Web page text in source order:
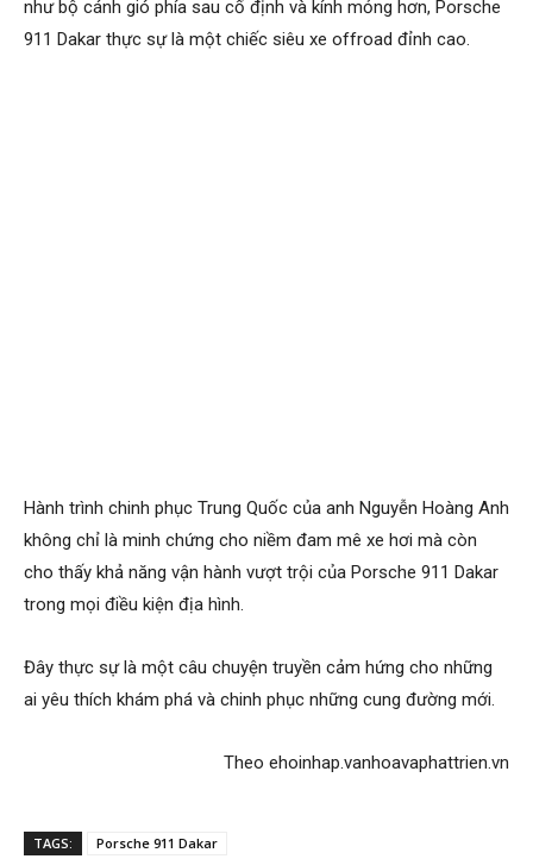
như bộ cánh gió phía sau cố định và kính mỏng hơn, Porsche
911 Dakar thực sự là một chiếc siêu xe offroad đỉnh cao.
Hành trình chinh phục Trung Quốc của anh Nguyễn Hoàng Anh
không chỉ là minh chứng cho niềm đam mê xe hơi mà còn
cho thấy khả năng vận hành vượt trội của Porsche 911 Dakar
trong mọi điều kiện địa hình.
Đây thực sự là một câu chuyện truyền cảm hứng cho những
ai yêu thích khám phá và chinh phục những cung đường mới.
Theo ehoinhap.vanhoavaphattrien.vn
TAGS: Porsche 911 Dakar